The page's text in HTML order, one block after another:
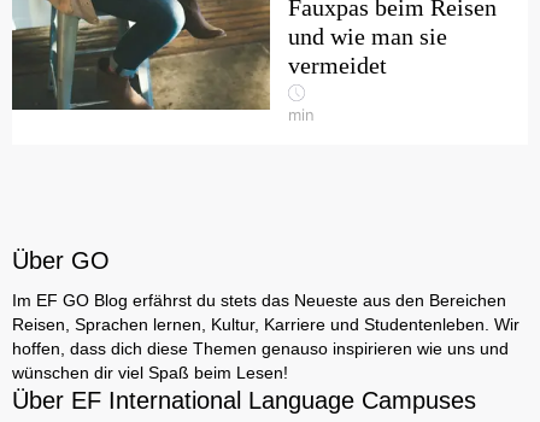
Fauxpas beim Reisen
und wie man sie
vermeidet
min
Über GO
Im EF GO Blog erfährst du stets das Neueste aus den Bereichen
Reisen, Sprachen lernen, Kultur, Karriere und Studentenleben. Wir
hoffen, dass dich diese Themen genauso inspirieren wie uns und
wünschen dir viel Spaß beim Lesen!
Über EF International Language Campuses